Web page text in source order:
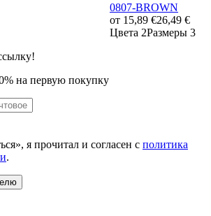
0807-BROWN
от 15,89 €26,49 €
Цвета 2Размеры 3
на первую покупку
я прочитал и согласен с политика
.